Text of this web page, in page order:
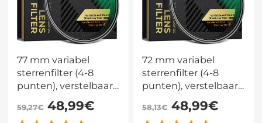
77 mm variabel
sterrenfilter (4-8
punten), verstelbaar
kruisvormig
sterrenfilter met 28
59,27€48,99€
72 mm variabel
sterrenfilter (4-8
punten), verstelbaar
kruisvormig
sterrenfilter met 28
58,13€48,99€